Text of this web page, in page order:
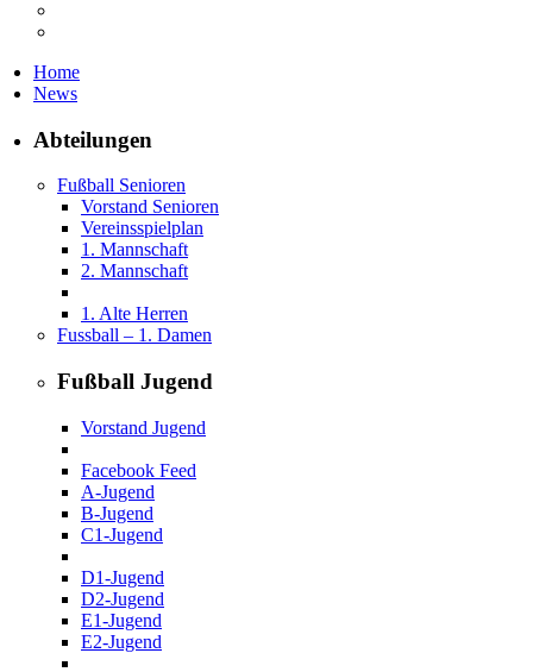
Home
News
Abteilungen
Fußball Senioren
Vorstand Senioren
Vereinsspielplan
1. Mannschaft
2. Mannschaft
1. Alte Herren
Fussball – 1. Damen
Fußball Jugend
Vorstand Jugend
Facebook Feed
A-Jugend
B-Jugend
C1-Jugend
D1-Jugend
D2-Jugend
E1-Jugend
E2-Jugend